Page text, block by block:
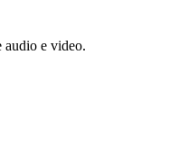
audio e video.